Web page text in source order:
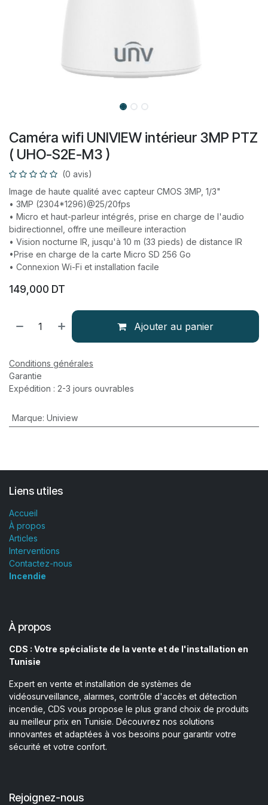
Caméra wifi UNIVIEW intérieur 3MP PTZ
( UHO-S2E-M3 )
(0 avis)
Image de haute qualité avec capteur CMOS 3MP, 1/3"
• 3MP (2304*1296)@25/20fps
• Micro et haut-parleur intégrés, prise en charge de l'audio
bidirectionnel, offre une meilleure interaction
• Vision nocturne IR, jusqu'à 10 m (33 pieds) de distance IR
•Prise en charge de la carte Micro SD 256 Go
• Connexion Wi-Fi et installation facile
149,000 DT
Ajouter au panier
Conditions générales
Garantie
Expédition : 2-3 jours ouvrables
Marque: Uniview
Liens utiles
Accueil
À propos
Articles
Interventions
Contactez-nous
Incendie
À propos
CDS : Votre spécialiste de la vente et de l'installation en
Tunisie
Expert en vente et installation de systèmes de
vidéosurveillance, alarmes, contrôle d'accès et détection
incendie, CDS vous propose le plus grand choix de produits
au meilleur prix en Tunisie. Découvrez nos solutions
innovantes et adaptées à vos besoins pour garantir votre
sécurité et votre confort.
Rejoignez-nous